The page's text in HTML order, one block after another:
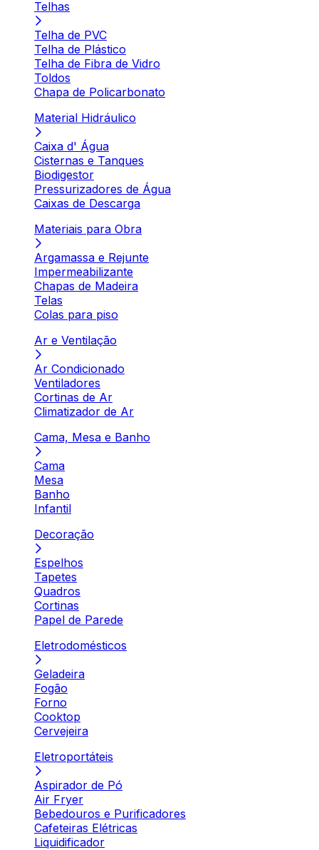
Telhas
Telha de PVC
Telha de Plástico
Telha de Fibra de Vidro
Toldos
Chapa de Policarbonato
Material Hidráulico
Caixa d' Água
Cisternas e Tanques
Biodigestor
Pressurizadores de Água
Caixas de Descarga
Materiais para Obra
Argamassa e Rejunte
Impermeabilizante
Chapas de Madeira
Telas
Colas para piso
Ar e Ventilação
Ar Condicionado
Ventiladores
Cortinas de Ar
Climatizador de Ar
Cama, Mesa e Banho
Cama
Mesa
Banho
Infantil
Decoração
Espelhos
Tapetes
Quadros
Cortinas
Papel de Parede
Eletrodomésticos
Geladeira
Fogão
Forno
Cooktop
Cervejeira
Eletroportáteis
Aspirador de Pó
Air Fryer
Bebedouros e Purificadores
Cafeteiras Elétricas
Liquidificador